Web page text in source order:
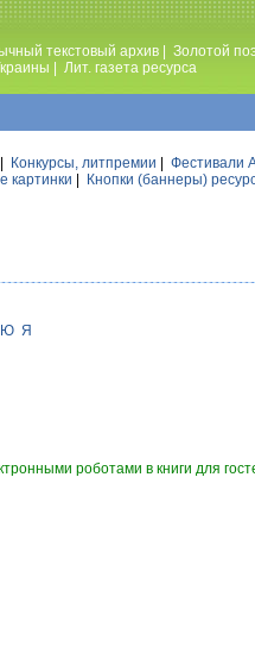
текстовый архив Золотой
Лит. газета ресурса
Конкурсы, литпремии Фестивали
картинки Кнопки (баннеры)
Ю Я
роботами в книги для